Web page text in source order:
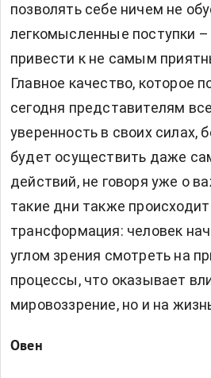
позволять себе ничем не
легкомысленные поступки –
привести к не самым
Главное качество, которое
сегодня представителям
уверенность в своих силах,
будет осуществить даже
действий, не говоря уже о
такие дни также
трансформация: человек
углом зрения смотреть на
процессы, что оказывает
мировоззрение, но и на
Овен